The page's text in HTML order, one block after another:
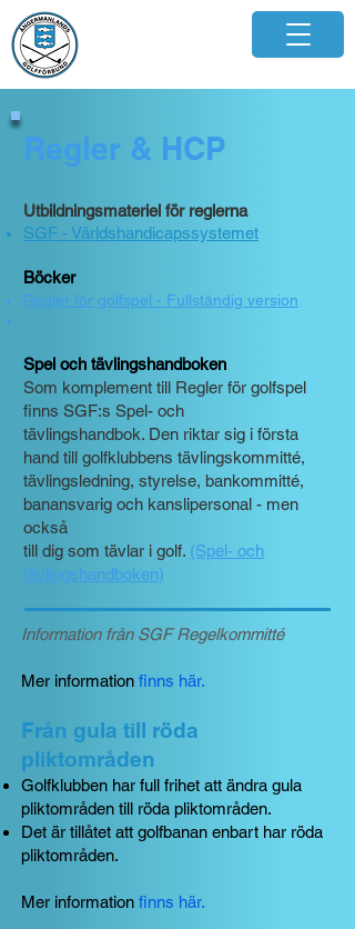
Regler & HCP
Utbildningsmateriel för reglerna
SGF - Världshandicapssystemet
Böcker
Regler för golfspel - Fullständig version
Spel och tävlingshandboken
Som komplement till Regler för golfspel
finns SGF:s Spel- och
tävlingshandbok. Den riktar sig i första
hand till golfklubbens tävlingskommitté,
tävlingsledning, styrelse, bankommitté,
banansvarig och kanslipersonal - men
också
till dig som tävlar i golf. (Spel- och
tävlingshandboken)
Information från SGF Regelkommitté
Mer information finns här.
Från gula till röda
pliktområden
Golfklubben har full frihet att ändra gula
pliktområden till röda pliktområden.
Det är tillåtet att golfbanan enbart har röda
pliktområden.
Mer information finns här.